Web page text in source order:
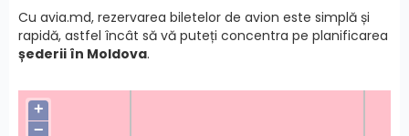
Cu avia.md, rezervarea biletelor de avion este simplă și
rapidă, astfel încât să vă puteți concentra pe planificarea
șederii în Moldova.
+
−